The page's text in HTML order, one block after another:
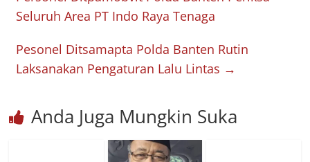
Seluruh Area PT Indo Raya Tenaga
Pesonel Ditsamapta Polda Banten Rutin
Laksanakan Pengaturan Lalu Lintas →
Anda Juga Mungkin Suka